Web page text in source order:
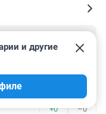
охранник
была в черных
но было не
+0 –0
и другие